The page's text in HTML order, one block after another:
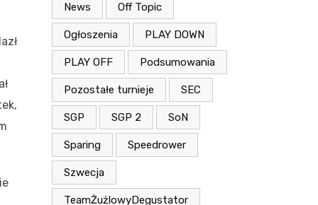
News Off Topic
Ogłoszenia PLAY DOWN
PLAY OFF Podsumowania
Pozostałe turnieje SEC
SGP SGP 2 SoN
Sparing Speedrower
Szwecja
TeamŻużlowyDegustator